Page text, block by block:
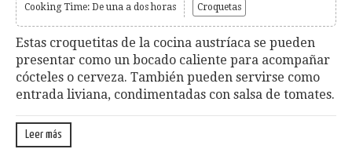
Cooking Time: De una a dos horas Croquetas
Estas croquetitas de la cocina austríaca se pueden
presentar como un bocado caliente para acompañar
cócteles o cerveza. También pueden servirse como
entrada liviana, condimentadas con salsa de tomates.
Leer más